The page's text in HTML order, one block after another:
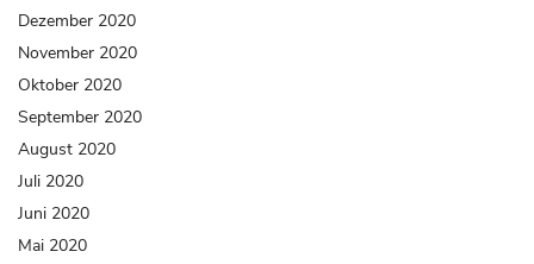
Dezember 2020
November 2020
Oktober 2020
September 2020
August 2020
Juli 2020
Juni 2020
Mai 2020